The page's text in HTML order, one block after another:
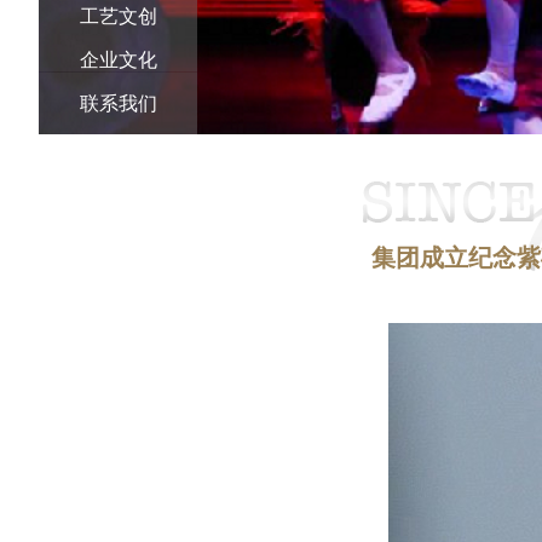
工艺文创
企业文化
联系我们
集团成立纪念